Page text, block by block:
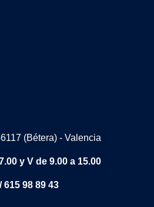
(Bétera) - Valencia
y V de 9.00 a 15.00
615 98 89 43